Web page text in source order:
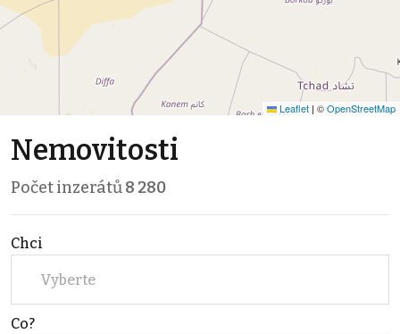
Leaflet | ©OpenStreetMap
Nemovitosti
Počet inzerátů8 280
Chci
Vyberte
Co?